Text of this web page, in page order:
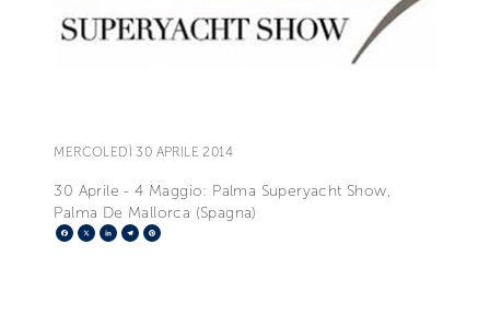
MERCOLEDÌ 30 APRILE 2014
30 Aprile - 4 Maggio: Palma Superyacht Show,
Palma De Mallorca (Spagna)
Facebook
X LinkedIn
Telegram